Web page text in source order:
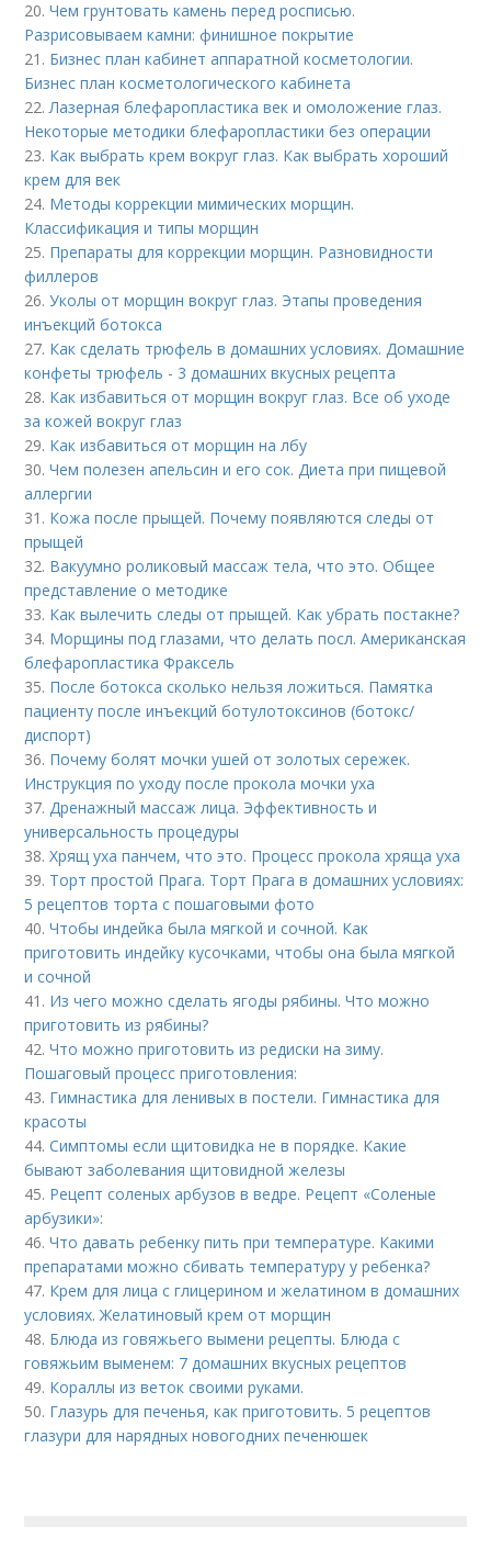
20.Чем грунтовать камень перед росписью.
Разрисовываем камни: финишное покрытие
21. Бизнес план кабинет аппаратной косметологии.
Бизнес план косметологического кабинета
22.Лазерная блефаропластика век и омоложение глаз.
Некоторые методики блефаропластики без операции
23. Как выбрать крем вокруг глаз. Как выбрать хороший
крем для век
24. Методы коррекции мимических морщин.
Классификация и типы морщин
25. Препараты для коррекции морщин. Разновидности
филлеров
26.Уколы от морщин вокруг глаз. Этапы проведения
инъекций ботокса
27. Как сделать трюфель в домашних условиях. Домашние
конфеты трюфель - 3 домашних вкусных рецепта
28. Как избавиться от морщин вокруг глаз. Все об уходе
за кожей вокруг глаз
29. Как избавиться от морщин на лбу
30.Чем полезен апельсин и его сок. Диета при пищевой
аллергии
31. Кожа после прыщей. Почему появляются следы от
прыщей
32. Вакуумно роликовый массаж тела, что это. Общее
представление о методике
33. Как вылечить следы от прыщей. Как убрать постакне?
34. Морщины под глазами, что делать посл. Американская
блефаропластика Фраксель
35. После ботокса сколько нельзя ложиться. Памятка
пациенту после инъекций ботулотоксинов (ботокс/
диспорт)
36. Почему болят мочки ушей от золотых сережек.
Инструкция по уходу после прокола мочки уха
37.Дренажный массаж лица. Эффективность и
универсальность процедуры
38.Хрящ уха панчем, что это. Процесс прокола хряща уха
39. Торт простой Прага. Торт Прага в домашних условиях:
5 рецептов торта с пошаговыми фото
40.Чтобы индейка была мягкой и сочной. Как
приготовить индейку кусочками, чтобы она была мягкой
и сочной
41. Из чего можно сделать ягоды рябины. Что можно
приготовить из рябины?
42.Что можно приготовить из редиски на зиму.
Пошаговый процесс приготовления:
43. Гимнастика для ленивых в постели. Гимнастика для
красоты
44.Симптомы если щитовидка не в порядке. Какие
бывают заболевания щитовидной железы
45. Рецепт соленых арбузов в ведре. Рецепт «Соленые
арбузики»:
46.Что давать ребенку пить при температуре. Какими
препаратами можно сбивать температуру у ребенка?
47. Крем для лица с глицерином и желатином в домашних
условиях. Желатиновый крем от морщин
48. Блюда из говяжьего вымени рецепты. Блюда с
говяжьим выменем: 7 домашних вкусных рецептов
49. Кораллы из веток своими руками.
50. Глазурь для печенья, как приготовить. 5 рецептов
глазури для нарядных новогодних печенюшек